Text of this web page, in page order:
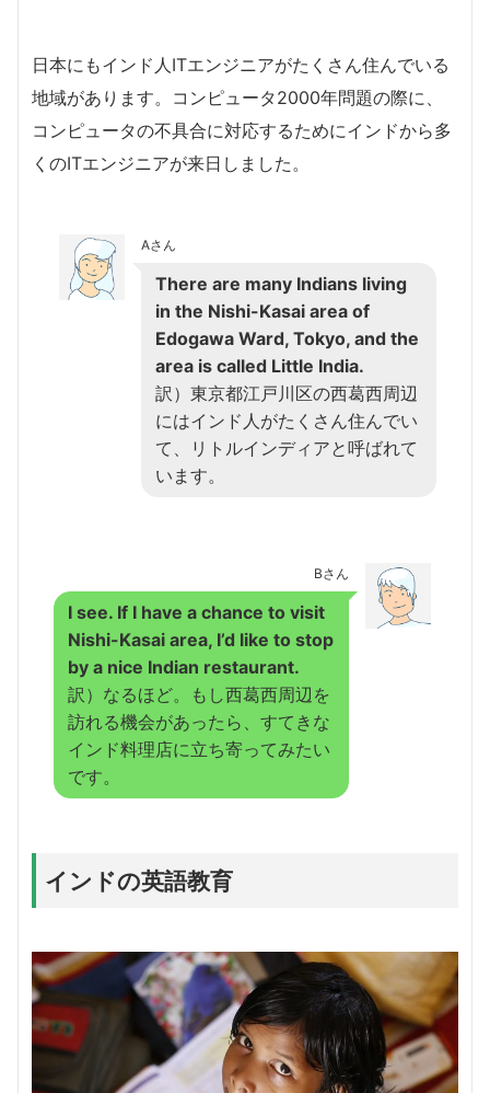
日本にもインド人ITエンジニアがたくさん住んでいる
地域があります。コンピュータ2000年問題の際に、
コンピュータの不具合に対応するためにインドから多
くのITエンジニアが来日しました。
Aさん
There are many Indians living
in the Nishi-Kasai area of
Edogawa Ward, Tokyo, and the
area is called Little India.
訳）東京都江戸川区の西葛西周辺
にはインド人がたくさん住んでい
て、リトルインディアと呼ばれて
います。
Bさん
I see. If I have a chance to visit
Nishi-Kasai area, I’d like to stop
by a nice Indian restaurant.
訳）なるほど。もし西葛西周辺を
訪れる機会があったら、すてきな
インド料理店に立ち寄ってみたい
です。
インドの英語教育